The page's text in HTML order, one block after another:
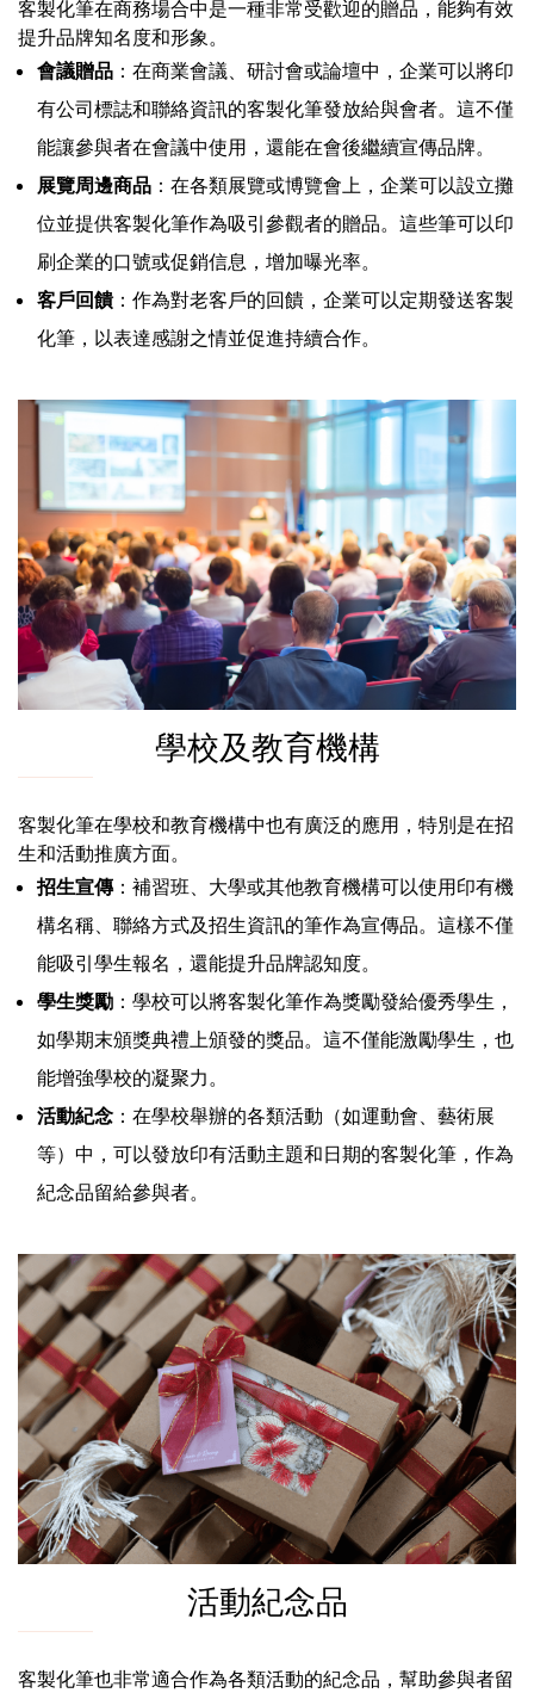
客製化筆在商務場合中是一種非常受歡迎的贈品，能夠有效
提升品牌知名度和形象。
會議贈品 ：在商業會議、研討會或論壇中，企業可以將印
有公司標誌和聯絡資訊的客製化筆發放給與會者。這不僅
能讓參與者在會議中使用，還能在會後繼續宣傳品牌。
展覽周邊商品 ：在各類展覽或博覽會上，企業可以設立攤
位並提供客製化筆作為吸引參觀者的贈品。這些筆可以印
刷企業的口號或促銷信息，增加曝光率。
客戶回饋：作為對老客戶的回饋，企業可以定期發送客製
化筆，以表達感謝之情並促進持續合作。
學校及教育機構
客製化筆在學校和教育機構中也有廣泛的應用，特別是在招
生和活動推廣方面。
招生宣傳：補習班、大學或其他教育機構可以使用印有機
構名稱、聯絡方式及招生資訊的筆作為宣傳品。這樣不僅
能吸引學生報名，還能提升品牌認知度。
學生獎勵 ：學校可以將客製化筆作為獎勵發給優秀學生，
如學期末頒獎典禮上頒發的獎品。這不僅能激勵學生，也
能增強學校的凝聚力。
活動紀念 ：在學校舉辦的各類活動（如運動會、藝術展
等）中，可以發放印有活動主題和日期的客製化筆，作為
紀念品留給參與者。
活動紀念品
客製化筆也非常適合作為各類活動的紀念品，幫助參與者留